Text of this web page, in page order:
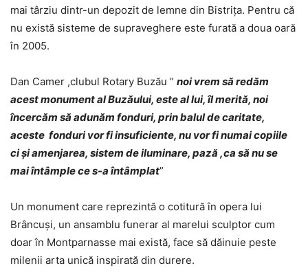
mai târziu dintr-un depozit de lemne din Bistriţa. Pentru că
nu există sisteme de supraveghere este furată a doua oară
în 2005.
Dan Camer ,clubul Rotary Buzău ” noi vrem să redăm
acest monument al Buzăului, este al lui, îl merită, noi
încercăm să adunăm fonduri, prin balul de caritate,
aceste fonduri vor fi insuficiente, nu vor fi numai copiile
ci şi amenjarea, sistem de iluminare, pază ,ca să nu se
mai întâmple ce s-a întâmplat”
Un monument care reprezintă o cotitură în opera lui
Brâncuşi, un ansamblu funerar al marelui sculptor cum
doar în Montparnasse mai există, face să dăinuie peste
milenii arta unică inspirată din durere.